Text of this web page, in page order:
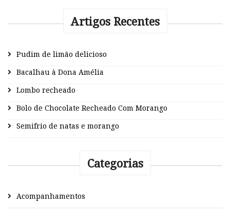
Artigos Recentes
Pudim de limão delicioso
Bacalhau à Dona Amélia
Lombo recheado
Bolo de Chocolate Recheado Com Morango
Semifrio de natas e morango
Categorias
Acompanhamentos